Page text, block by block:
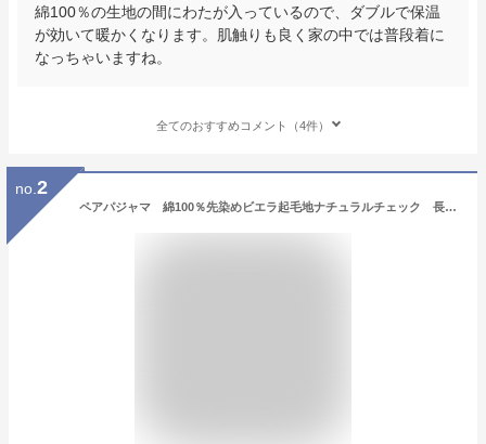
綿100％の生地の間にわたが入っているので、ダブルで保温
が効いて暖かくなります。肌触りも良く家の中では普段着に
なっちゃいますね。
全てのおすすめコメント（4件）
no. 2
ペアパジャマ 綿100％先染めビエラ起毛地ナチュラルチェック 長袖 秋冬向き プレゼント メンズ レディース お揃い カップル 送料無料 ブライダル ギフト 結婚祝い【Sサイズ】【LLサイズ】